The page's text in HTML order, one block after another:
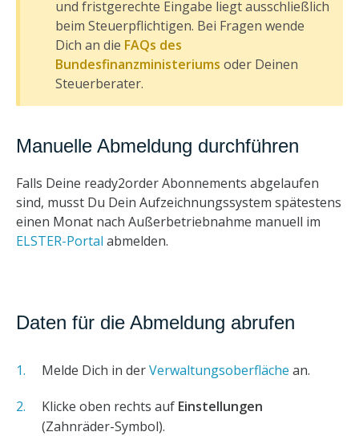
und fristgerechte Eingabe liegt ausschließlich
beim Steuerpflichtigen. Bei Fragen wende
Dich an die FAQs des
Bundesfinanzministeriums oder Deinen
Steuerberater.
Manuelle Abmeldung durchführen
Falls Deine ready2order Abonnements abgelaufen
sind, musst Du Dein Aufzeichnungssystem spätestens
einen Monat nach Außerbetriebnahme manuell im
ELSTER-Portal abmelden.
Daten für die Abmeldung abrufen
Melde Dich in derVerwaltungsoberfläche an.
Klicke oben rechts auf Einstellungen
(Zahnräder-Symbol).